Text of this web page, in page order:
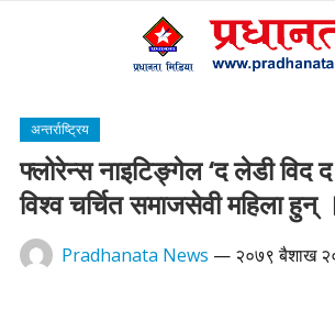
अन्तर्राष्ट्रिय
फ्लोरेन्स नाइटिङ्गेल ‘द लेडी विद द
विश्व चर्चित समाजसेवी महिला हुन्
Pradhanata News — २०७९ बैशाख